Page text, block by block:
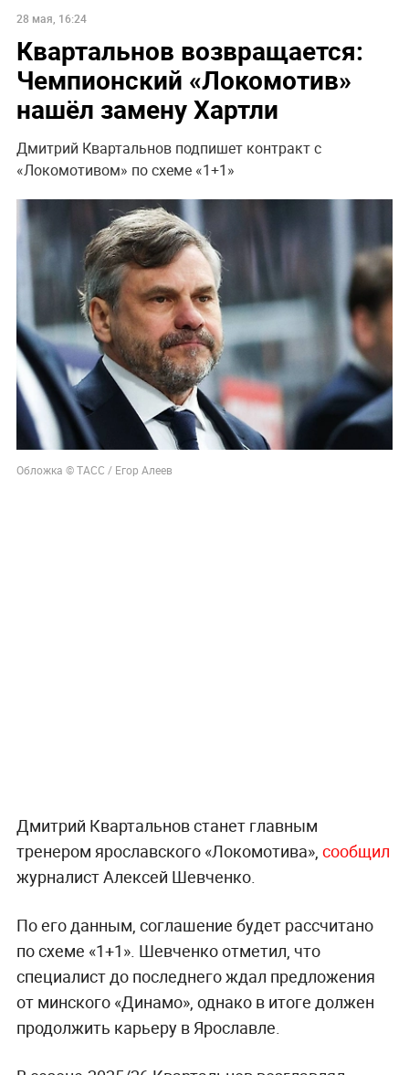
28 мая, 16:24
Квартальнов возвращается:
Чемпионский «Локомотив»
нашёл замену Хартли
Дмитрий Квартальнов подпишет контракт с
«Локомотивом» по схеме «1+1»
Обложка © ТАСС / Егор Алеев
Дмитрий Квартальнов станет главным
тренером ярославского «Локомотива», сообщил
журналист Алексей Шевченко.
По его данным, соглашение будет рассчитано
по схеме «1+1». Шевченко отметил, что
специалист до последнего ждал предложения
от минского «Динамо», однако в итоге должен
продолжить карьеру в Ярославле.